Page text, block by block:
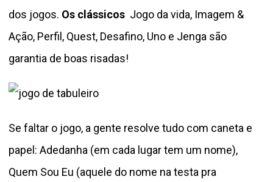
dos jogos. Os clássicos Jogo da vida, Imagem &
Ação, Perfil, Quest, Desafino, Uno e Jenga são
garantia de boas risadas!
Se faltar o jogo, a gente resolve tudo com caneta e
papel: Adedanha (em cada lugar tem um nome),
Quem Sou Eu (aquele do nome na testa pra